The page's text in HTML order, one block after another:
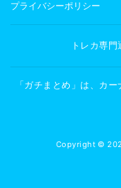
プライバシーポリシー
トレカ専門
「ガチまとめ」は、カ
Copyright ©